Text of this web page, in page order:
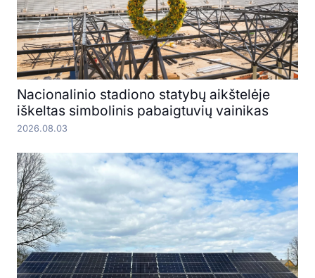
Nacionalinio stadiono statybų aikštelėje
iškeltas simbolinis pabaigtuvių vainikas
2026.08.03